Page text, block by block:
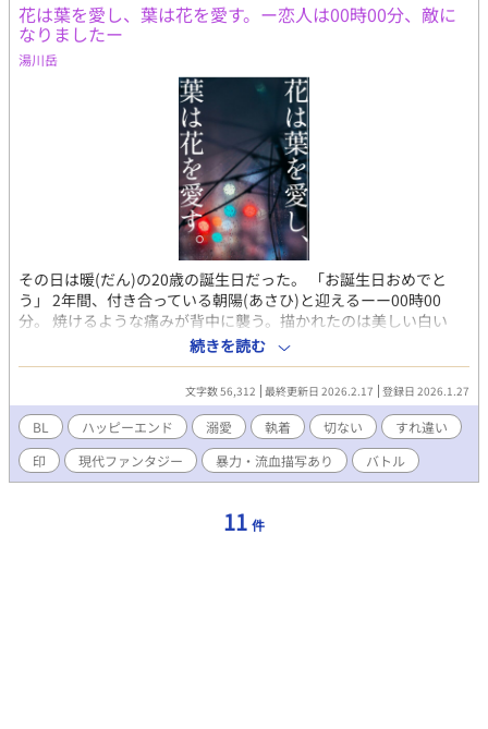
花は葉を愛し、葉は花を愛す。ー恋人は00時00分、敵に
なりましたー
湯川岳
その日は暖(だん)の20歳の誕生日だった。 「お誕生日おめでと
う」 2年間、付き合っている朝陽(あさひ)と迎えるーー00時00
分。 焼けるような痛みが背中に襲う。描かれたのは美しい白い
「椿の花」だった。 朝陽の身体にも「椿の葉」が描かれていた。
それは先祖から引き継ぐ因縁の《印》。奪い合いの始まりだっ
た。 幸せな一瞬で絶望へと変わる。 「オレたちもう終わりなの
か？」 「愛があれば大丈夫」とお互いを知ろうとしなかった悲劇
なのか、大好きだった人はその日を境に敵となった。 そして他に
も《印》を持った男とゲームをすることになる。 「僕と付き合っ
て、僕が君のことを好きになったら勝ちだよ」 そのことで暖と朝
陽の2人の関係は更に拗れていく。 傷つき、ボロボロになりなが
続きを読む
文字数 56,312 最終更新日 2026.2.17 登録日 2026.1.27
BL ハッピーエンド 溺愛 執着 切ない
すれ違い
印
現代ファンタジー 暴力・流血描写あり バトル
11 件